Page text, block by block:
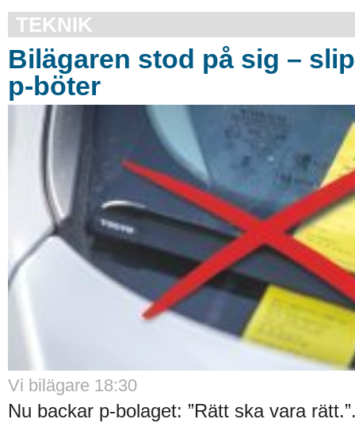
TEKNIK
Bilägaren stod på sig –
p-böter
Vi bilägare 18:30
Nu backar p-bolaget: ”Rätt ska vara